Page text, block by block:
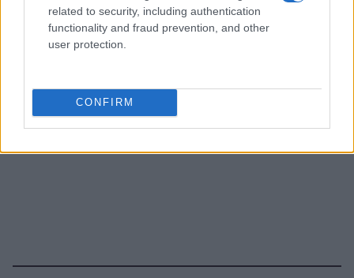
related to security, including authentication
functionality and fraud prevention, and other
user protection.
CONFIRM